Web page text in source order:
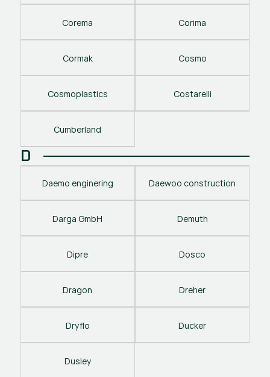
Corema Corima
Cormak Cosmo
Cosmoplastics Costarelli
Cumberland
D
Daemo enginering Daewoo construction
Darga GmbH Demuth
Dipre Dosco
Dragon Dreher
Dryflo Ducker
Dusley